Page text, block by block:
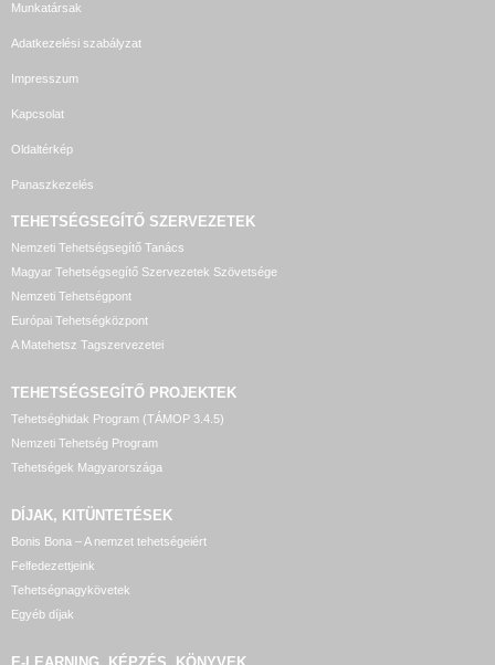
Munkatársak
Adatkezelési szabályzat
Impresszum
Kapcsolat
Oldaltérkép
Panaszkezelés
TEHETSÉGSEGÍTŐ SZERVEZETEK
Nemzeti Tehetségsegítő Tanács
Magyar Tehetségsegítő Szervezetek Szövetsége
Nemzeti Tehetségpont
Európai Tehetségközpont
A Matehetsz Tagszervezetei
TEHETSÉGSEGÍTŐ PROJEKTEK
Tehetséghidak Program (TÁMOP 3.4.5)
Nemzeti Tehetség Program
Tehetségek Magyarországa
DÍJAK, KITÜNTETÉSEK
Bonis Bona – A nemzet tehetségeiért
Felfedezettjeink
Tehetségnagykövetek
Egyéb díjak